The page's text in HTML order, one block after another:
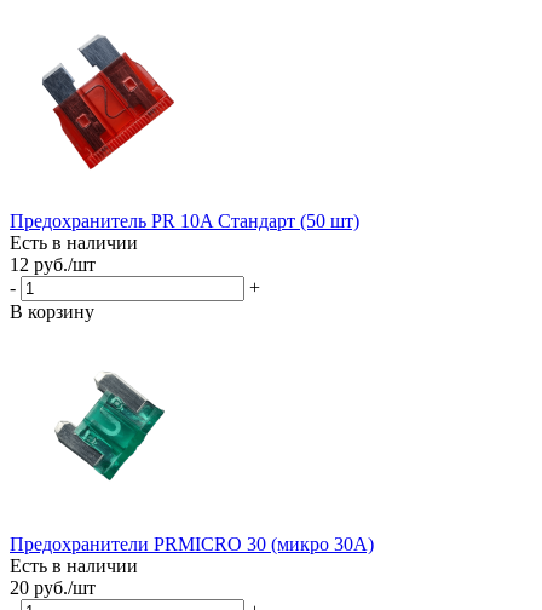
Предохранитель PR 10A Стандарт (50 шт)
Есть в наличии
12 руб./шт
-
+
В корзину
Предохранители PRMICRO 30 (микро 30A)
Есть в наличии
20 руб./шт